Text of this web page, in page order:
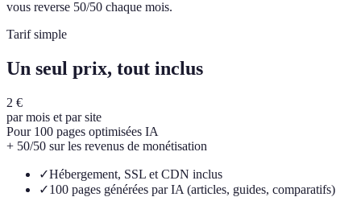
vous reverse 50/50 chaque mois.
Tarif simple
Un seul prix, tout inclus
2 €
par mois et par site
Pour 100 pages optimisées IA
+ 50/50 sur les revenus de monétisation
✓Hébergement, SSL et CDN inclus
✓100 pages générées par IA (articles, guides, comparatifs)